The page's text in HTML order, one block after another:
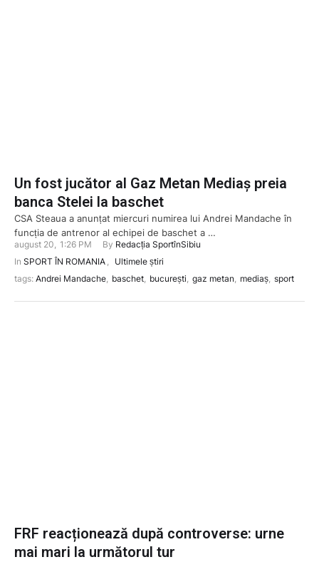
Un fost jucător al Gaz Metan Mediaș preia
banca Stelei la baschet
CSA Steaua a anunțat miercuri numirea lui Andrei Mandache în
funcția de antrenor al echipei de baschet a …
august 20, 1:26 PM By Redacția SportînSibiu
In SPORT ÎN ROMANIA , Ultimele știri
tags: Andrei Mandache, baschet, bucurești, gaz metan, mediaș, sport
FRF reacționează după controverse: urne
mai mari la următorul tur